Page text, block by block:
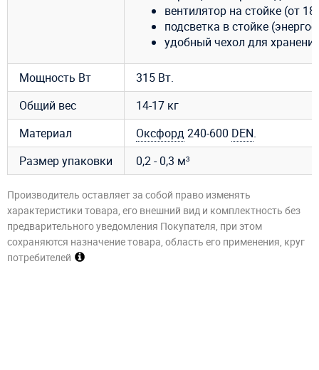
вентилятор на стойке (от
подсветка в стойке
удобный чехол для
Мощность Вт
315 Вт.
Общий вес
14-17 кг
Материал
Оксфорд240-600 DEN.
Размер упаковки
0,2 - 0,3 м³
Производитель оставляет за собой право изменять
характеристики товара, его внешний вид и комплектность без
предварительного уведомления Покупателя, при этом
сохраняются назначение товара, область его применения, круг
потребителей